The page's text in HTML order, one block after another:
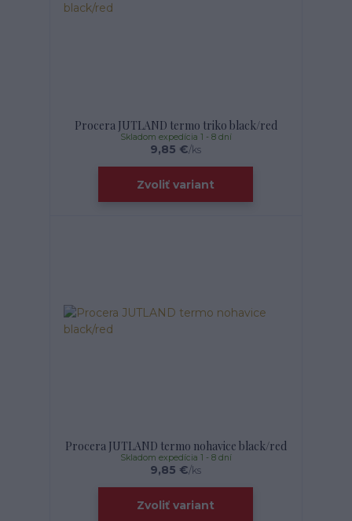
Procera JUTLAND termo triko black/red
9,85 €/ks
Skladom expedícia 1 - 8 dní
Zvoliť variant
Procera JUTLAND termo nohavice black/red
9,85 €/ks
Skladom expedícia 1 - 8 dní
Zvoliť variant